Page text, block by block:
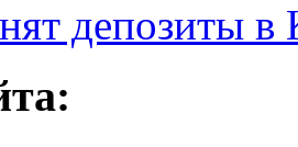
депозиты в